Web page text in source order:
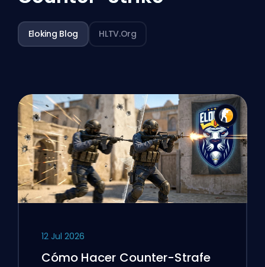
Eloking Blog HLTV.org
12 Jul 2026
Cómo Hacer Counter-Strafe